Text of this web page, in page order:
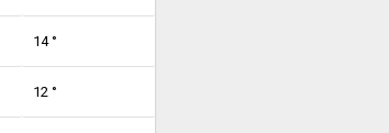
14 °
12 °